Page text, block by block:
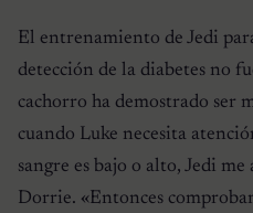
El entrenamiento de Jedi
detección de la diabetes no
cachorro ha demostrado ser
cuando Luke necesita
sangre es bajo o alto, Jedi me
Dorrie. «Entonces